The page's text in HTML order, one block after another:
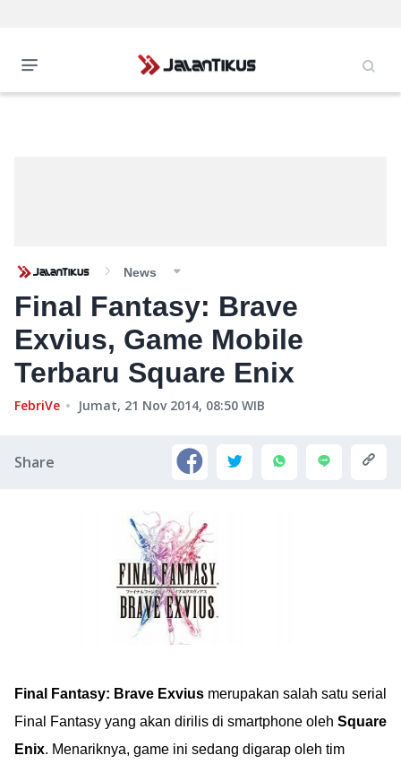
News
Final Fantasy: Brave
Exvius, Game Mobile
Terbaru Square Enix
FebriVe Jumat, 21 Nov 2014, 08:50 WIB
Share
Final Fantasy: Brave Exvius merupakan salah satu serial
Final Fantasy yang akan dirilis di smartphone oleh Square
Enix. Menariknya, game ini sedang digarap oleh tim